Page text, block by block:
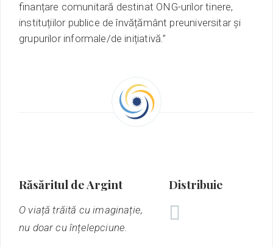
finanțare comunitară destinat ONG-urilor tinere,
instituțiilor publice de învățământ preuniversitar și
grupurilor informale/de inițiativă.”
Răsăritul de Argint
O viață trăită cu imaginație,
nu doar cu înțelepciune.
Distribuie